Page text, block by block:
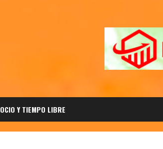
OCIO Y TIEMPO LIBRE